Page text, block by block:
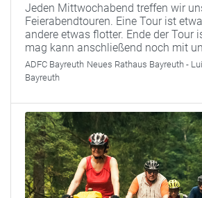
Jeden Mittwochabend treffen wir
Feierabendtouren. Eine Tour ist
andere etwas flotter. Ende der Tour
mag kann anschließend noch mit
ADFC Bayreuth Neues Rathaus Bayreuth -
Bayreuth